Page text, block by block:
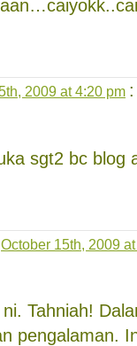
2009 at 4:20 pm :
sgt2 bc blog
October 15th, 2009
Tahniah!
pengalaman.